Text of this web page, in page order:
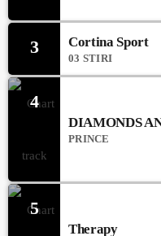
3 Cortina Sport
03 STIRI
4
DIAMONDS
PRINCE
5
Therapy